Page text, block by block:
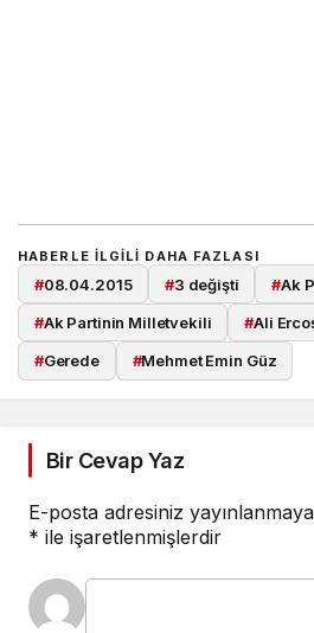
HABERLE ILGILI DAHA FAZLASI
#08.04.2015 #3 değişti #Ak
#Ak Partinin Milletvekili #Ali
#Gerede #Mehmet Emin Güz
Bir Cevap Yaz
E-posta adresiniz
* ile işaretlenmişlerdir